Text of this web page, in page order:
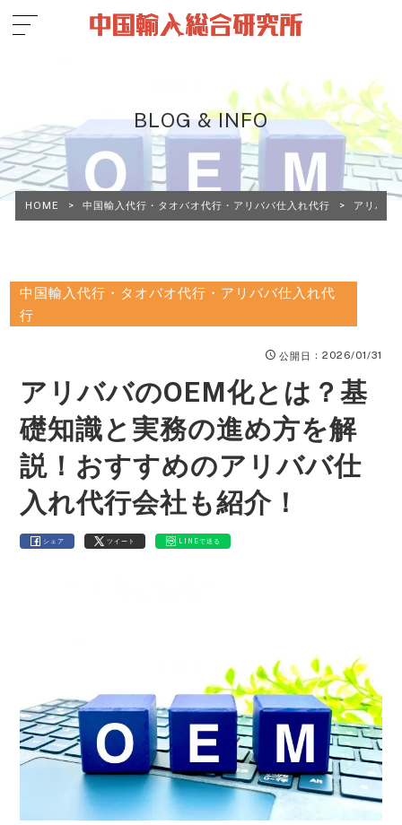
BLOG & INFO
HOME > 中国輸入代行・タオバオ代行・アリババ仕入れ代行 > アリババ
中国輸入代行・タオバオ代行・アリババ仕入れ代
行
公開日 ：2026/01/31
アリババのOEM化とは？基
礎知識と実務の進め方を解
説！おすすめのアリババ仕
入れ代行会社も紹介！
シェア ツイート LINEで送る